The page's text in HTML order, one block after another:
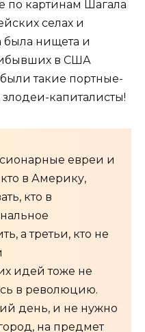
по картинам Шагала
селах и
была нищета и
в США
такие портные-
капиталисты!
евреи и
в Америку,
кто в
а третьи, кто не
идей тоже не
в революцию.
день, и не нужно
на предмет